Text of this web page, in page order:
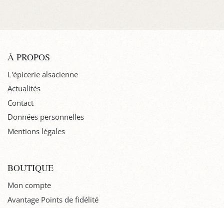
À PROPOS
L'épicerie alsacienne
Actualités
Contact
Données personnelles
Mentions légales
BOUTIQUE
Mon compte
Avantage Points de fidélité